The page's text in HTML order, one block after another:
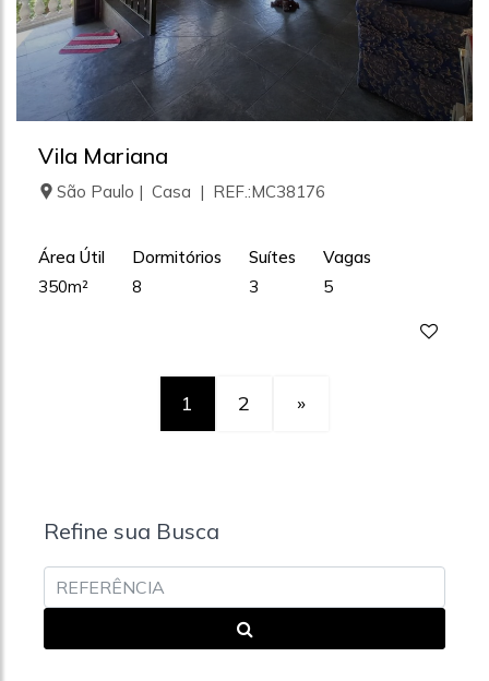
Vila Mariana
São Paulo | Casa | REF.:MC38176
Área Útil
350m²
Dormitórios
8
Suítes
3
Vagas
5
1 2 »
Refine sua Busca